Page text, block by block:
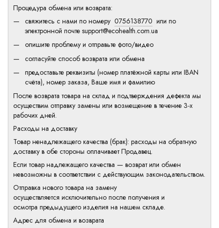
Процедура обмена или возврата:
свяжитесь с нами по номеру 0756138770 или по
электронной почте support@ecohealth.com.ua
опишите проблему и отправьте фото/видео
согласуйте способ возврата или обмена
предоставьте реквизиты (номер платёжной карты или IBAN
счёта), номер заказа, Ваше имя и фамилию
После возврата товара на склад и подтверждения дефекта мы
осуществим отправку замены или возмещение в течение 3-х
рабочих дней.
Расходы на доставку
Товар ненадлежащего качества (брак): расходы на обратную
доставку в обе стороны оплачивает Продавец.
Если товар надлежащего качества — возврат или обмен
невозможны в соответствии с действующим законодательством.
Отправка нового товара на замену
осуществляется исключительно после получения и
осмотра предыдущего изделия на нашем складе.
Адрес для обмена и возврата